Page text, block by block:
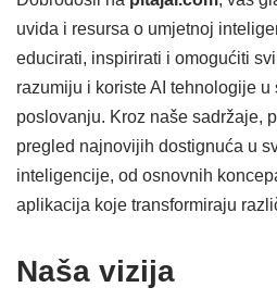
uvida i resursa o umjetnoj
educirati, inspirirati i omogućiti
razumiju i koriste AI tehnologije
poslovanju. Kroz naše sadržaje,
pregled najnovijih dostignuća u
inteligencije, od osnovnih
aplikacija koje transformiraju
Naša vizija